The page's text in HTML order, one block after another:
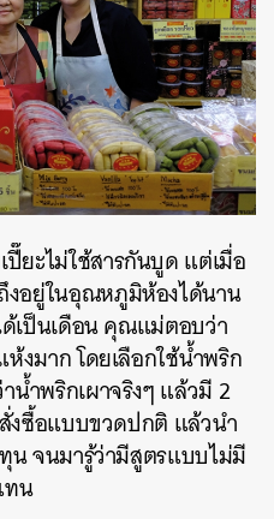
ยะไม่ใช้สารกันบูด แต่เมื่อ
งอยู่ในอุณหภูมิห้องได้นาน
เป็นเดือน คุณแม่ตอบว่า
งมาก โดยเลือกใช้น้ำพริก
น้ำพริกเผาจริงๆ แล้วมี 2
งซื้อแบบขวดปกติ แล้วนำ
น จนมารู้ว่ามีสูตรแบบไม่มี
ทน